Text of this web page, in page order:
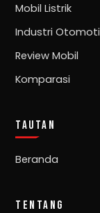
Mobil Listrik
Industri
Review Mobil
Komparasi
TAUTAN
Beranda
TENTANG